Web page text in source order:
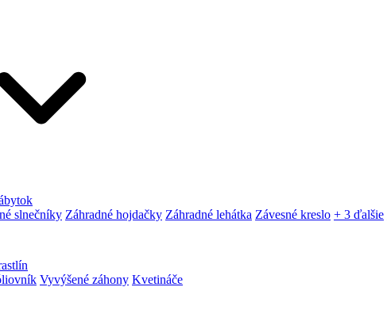
slnečníky Záhradné hojdačky Záhradné lehátka Závesné kreslo + 3 ďalšie
Vyvýšené záhony Kvetináče